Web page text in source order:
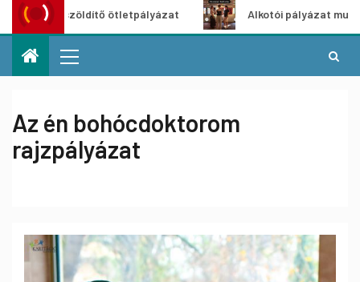
ötletpályázat Alkotói pályázat multimédia-
Az én bohócdoktorom
rajzpályázat